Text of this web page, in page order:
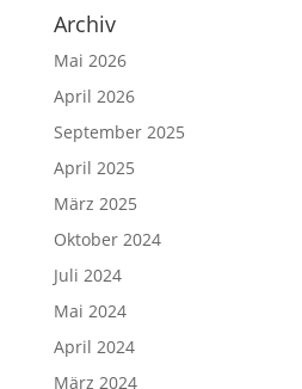
Archiv
Mai 2026
April 2026
September 2025
April 2025
März 2025
Oktober 2024
Juli 2024
Mai 2024
April 2024
März 2024